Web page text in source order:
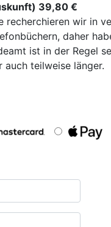
39,80 €
recherchieren wir in
daher
ist in der Regel
auch teilweise länger.